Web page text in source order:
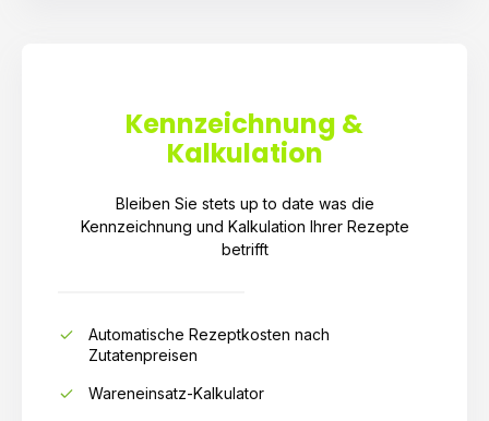
Kennzeichnung &
Kalkulation
Bleiben Sie stets up to date was die
Kennzeichnung und Kalkulation Ihrer Rezepte
betrifft
Automatische Rezeptkosten nach
Zutatenpreisen
Wareneinsatz-Kalkulator